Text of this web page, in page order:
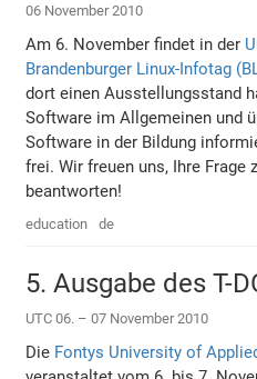
06 November 2010
Am 6. November findet in der
Brandenburger Linux-Infotag
dort einen Ausstellungsstand
Software im Allgemeinen und
Software in der Bildung
frei. Wir freuen uns, Ihre Frage
beantworten!
education de
5. Ausgabe des T-
UTC 06. – 07 November 2010
Die Fontys University of